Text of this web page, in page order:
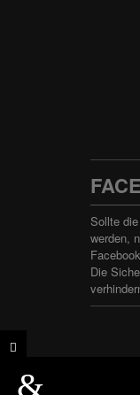
Sollte
werden,
Die